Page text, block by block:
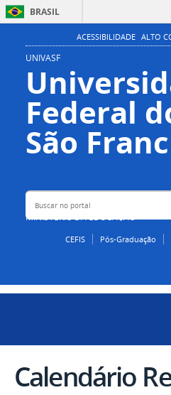
BRASIL
ACESSIBILIDADE ALTO
UNIVASF
Federal
São
MINISTÉRIO DA EDUCAÇÃO
Buscar no portal
CEFIS Pós-Graduação
Calendário